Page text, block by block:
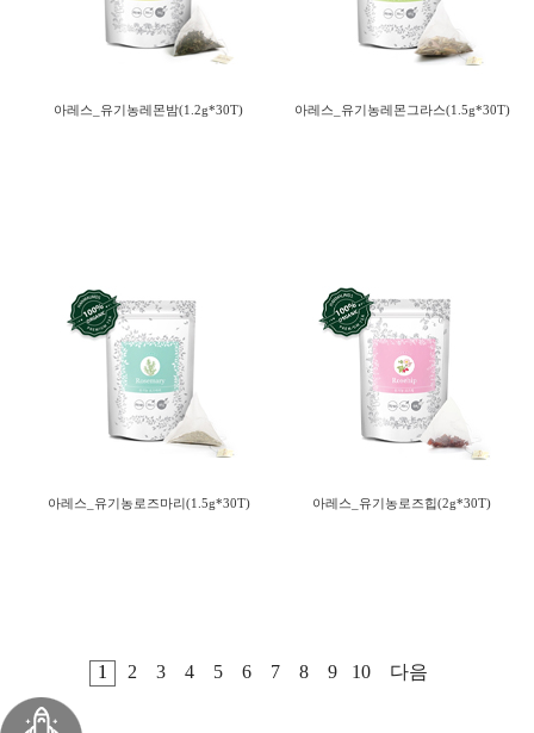
아레스_유기농레몬밤(1.2g*30T) 아레스_유기농레몬그라스(1.5g*30T)
아레스_유기농로즈마리(1.5g*30T) 아레스_유기농로즈힙(2g*30T)
1 2 3 4 5 6 7 8 9 10 다음